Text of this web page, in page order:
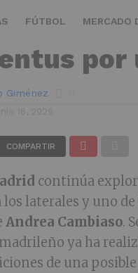
FÚTBOL MERCADO
de
por
Giménez
COMPARTIR
continúa
los laterales y uno
Andrea Cambiaso.
ya ha
de una